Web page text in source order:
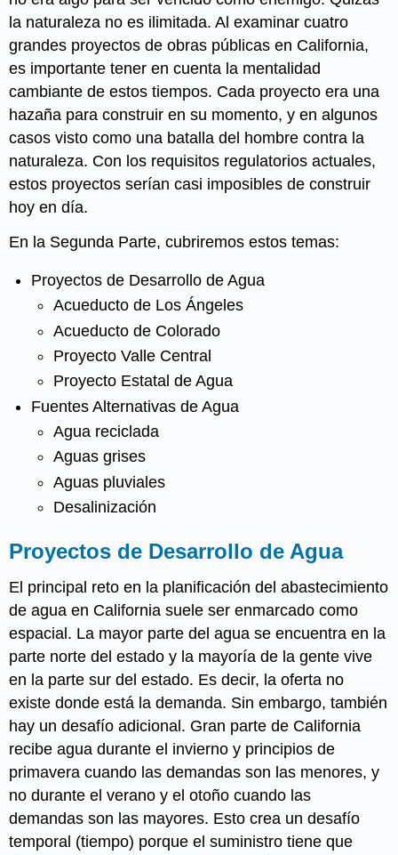
la naturaleza no es ilimitada. Al examinar cuatro
grandes proyectos de obras públicas en California,
es importante tener en cuenta la mentalidad
cambiante de estos tiempos. Cada proyecto era una
hazaña para construir en su momento, y en algunos
casos visto como una batalla del hombre contra la
naturaleza. Con los requisitos regulatorios actuales,
estos proyectos serían casi imposibles de construir
hoy en día.
En la Segunda Parte, cubriremos estos temas:
Proyectos de Desarrollo de Agua
Acueducto de Los Ángeles
Acueducto de Colorado
Proyecto Valle Central
Proyecto Estatal de Agua
Fuentes Alternativas de Agua
Agua reciclada
Aguas grises
Aguas pluviales
Desalinización
Proyectos de Desarrollo de Agua
El principal reto en la planificación del abastecimiento
de agua en California suele ser enmarcado como
espacial. La mayor parte del agua se encuentra en la
parte norte del estado y la mayoría de la gente vive
en la parte sur del estado. Es decir, la oferta no
existe donde está la demanda. Sin embargo, también
hay un desafío adicional. Gran parte de California
recibe agua durante el invierno y principios de
primavera cuando las demandas son las menores, y
no durante el verano y el otoño cuando las
demandas son las mayores. Esto crea un desafío
temporal (tiempo) porque el suministro tiene que